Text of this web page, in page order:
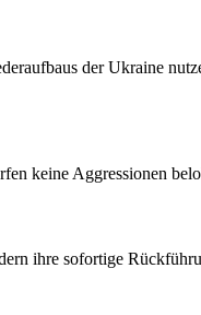
der Ukraine
keine Aggressionen
ihre sofortige